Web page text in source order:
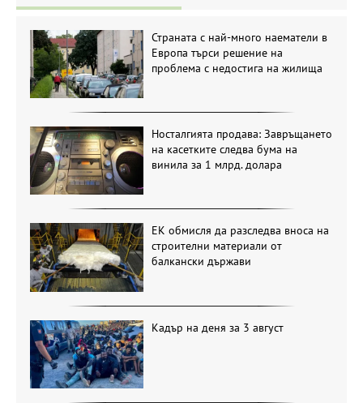
Страната с най-много наематели в
Европа търси решение на
проблема с недостига на жилища
Носталгията продава: Завръщането
на касетките следва бума на
винила за 1 млрд. долара
ЕК обмисля да разследва вноса на
строителни материали от
балкански държави
Кадър на деня за 3 август